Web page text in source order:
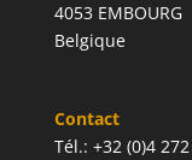
4053 EMBOURG
Belgique
Contact
Tél.: +32 (0)4